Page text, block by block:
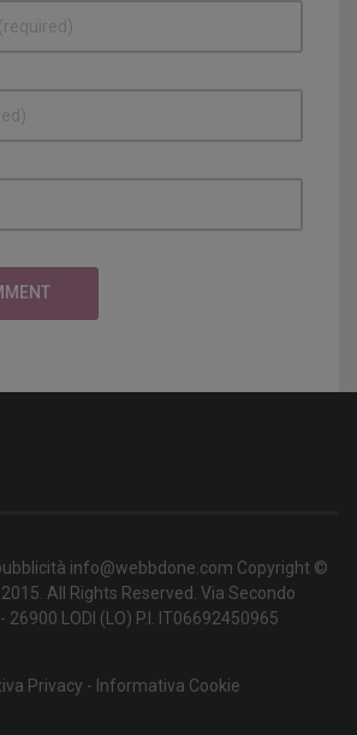
info@webbdone.com Copyright ©
All Rights Reserved. Via Secondo
26900 LODI (LO) P.I. IT06692450965
Privacy - Informativa Cookie